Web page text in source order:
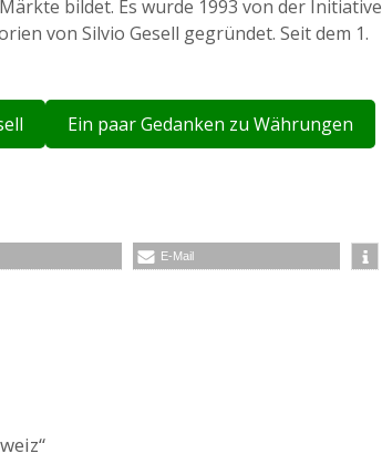
bildet. Es wurde 1993 von der Initiative
von Silvio Gesell gegründet. Seit dem 1.
Ein paar Gedanken zu Währungen
E-Mail